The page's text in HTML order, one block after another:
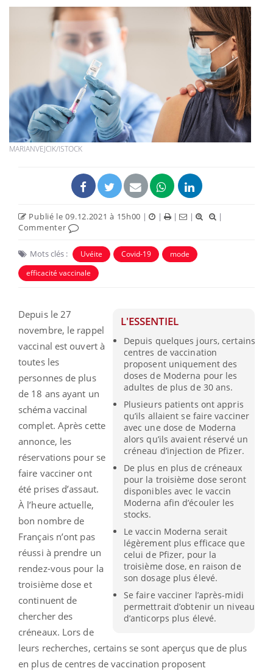
MARIANVEJCIK/ISTOCK
Publié le 09.12.2021 à 15h00 | | | |
|
Commenter
Mots clés : Uvéite Covid-19
mode
efficacité vaccinale
L'ESSENTIEL
Depuis quelques jours, certains
centres de vaccination
proposent uniquement des
doses de Moderna pour les
adultes de plus de 30 ans.
Plusieurs patients ont appris
qu’ils allaient se faire vacciner
avec une dose de Moderna
alors qu’ils avaient réservé un
créneau d’injection de Pfizer.
De plus en plus de créneaux
pour la troisième dose seront
disponibles avec le vaccin
Moderna afin d’écouler les
stocks.
Le vaccin Moderna serait
légèrement plus efficace que
celui de Pfizer, pour la
troisième dose, en raison de
son dosage plus élevé.
Se faire vacciner l’après-midi
permettrait d’obtenir un niveau
d’anticorps plus élevé.
Depuis le 27
novembre, le rappel
vaccinal est ouvert à
toutes les
personnes de plus
de 18 ans ayant un
schéma vaccinal
complet. Après cette
annonce, les
réservations pour se
faire vacciner ont
été prises d’assaut.
À l’heure actuelle,
bon nombre de
Français n’ont pas
réussi à prendre un
rendez-vous pour la
troisième dose et
continuent de
chercher des
créneaux. Lors de
leurs recherches, certains se sont aperçus que de plus
en plus de centres de vaccination proposent